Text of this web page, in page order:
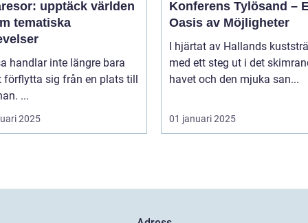
upptäck världen
tematiska
handlar inte längre bara
förflytta sig från en plats till
...
2025
Konferens Tylösand –
Oasis av Möjligheter
I hjärtat av Hallands
med ett steg ut i det
havet och den mjuka san...
01 januari 2025